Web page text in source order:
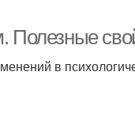
Полезные
в